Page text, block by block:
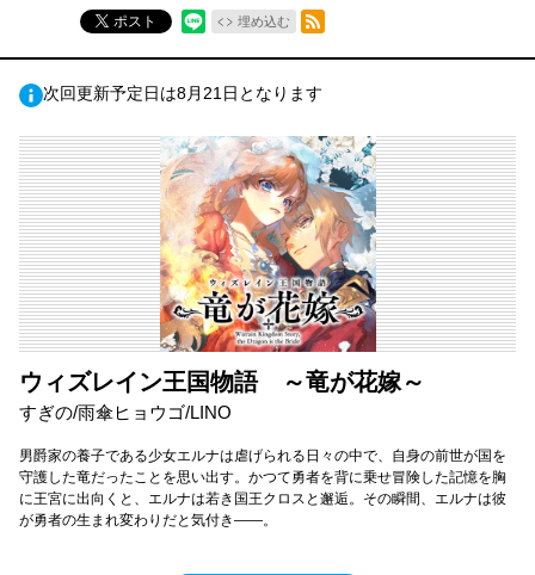
ポスト 埋め込む
RSSフィード
次回更新予定日は8月21日となります
ウィズレイン王国物語 ～竜が花嫁～
すぎの/雨傘ヒョウゴ/LINO
男爵家の養子である少女エルナは虐げられる日々の中で、自身の前世が国を
守護した竜だったことを思い出す。かつて勇者を背に乗せ冒険した記憶を胸
に王宮に出向くと、エルナは若き国王クロスと邂逅。その瞬間、エルナは彼
が勇者の生まれ変わりだと気付き――。